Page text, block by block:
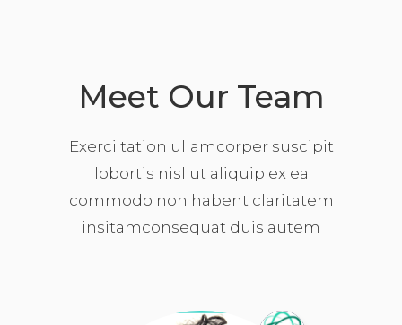
Meet Our Team
Exerci tation ullamcorper suscipit
lobortis nisl ut aliquip ex ea
commodo non habent claritatem
insitamconsequat duis autem